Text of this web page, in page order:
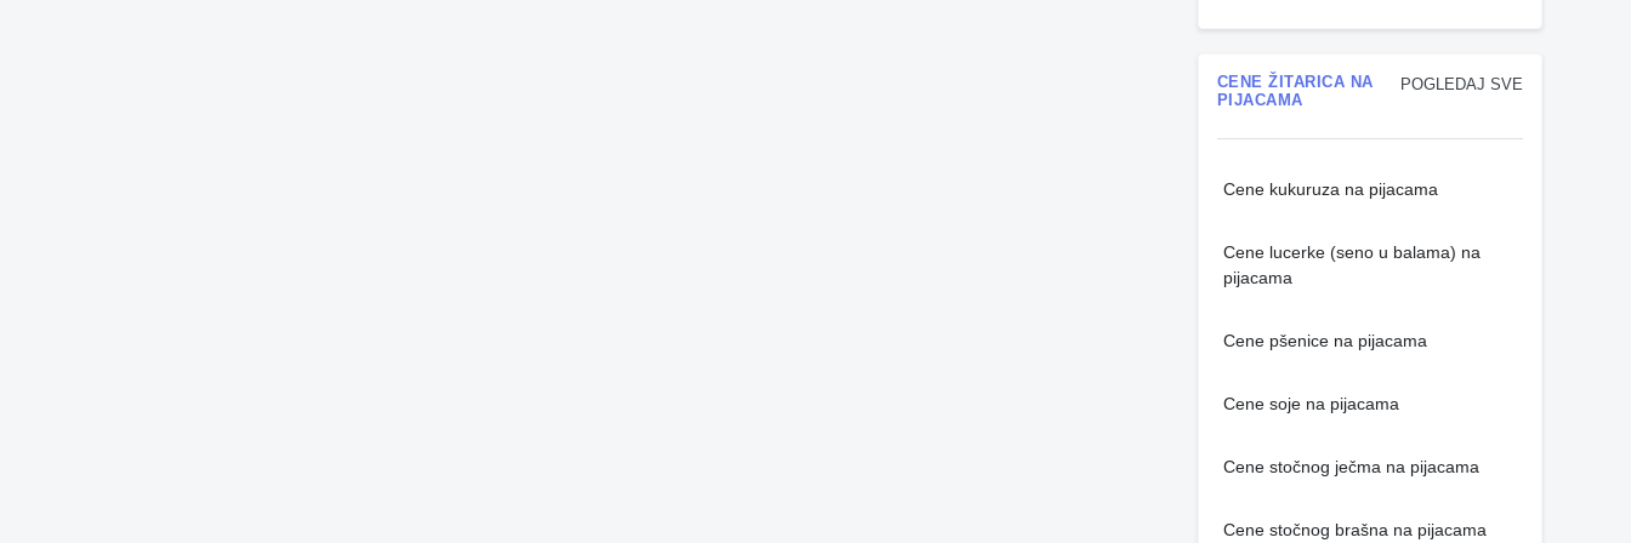
POGLEDAJ SVE
CENE ŽITARICA NA
PIJACAMA
Cene kukuruza na pijacama
Cene lucerke (seno u balama) na
pijacama
Cene pšenice na pijacama
Cene soje na pijacama
Cene stočnog ječma na pijacama
Cene stočnog brašna na pijacama